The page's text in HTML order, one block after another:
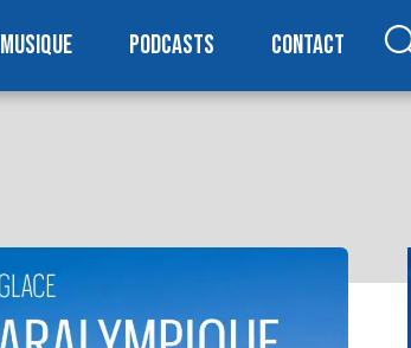
MUSIQUE PODCASTS CONTACT